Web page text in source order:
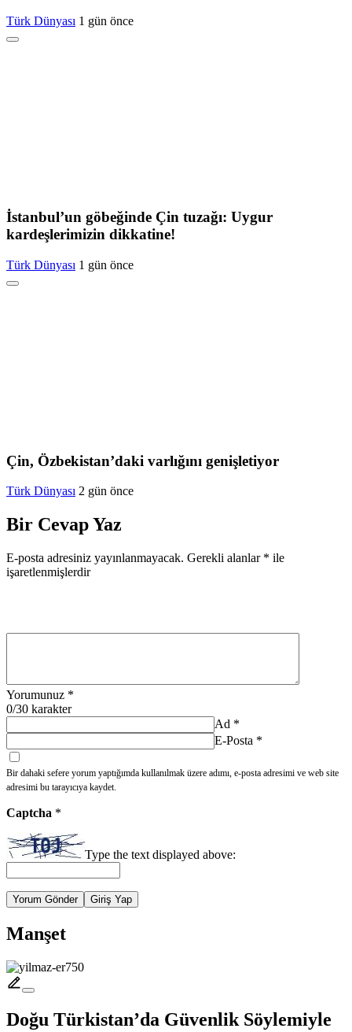
Türk Dünyası 1 gün önce
İstanbul’un göbeğinde Çin tuzağı: Uygur
kardeşlerimizin dikkatine!
Türk Dünyası 1 gün önce
Çin, Özbekistan’daki varlığını genişletiyor
Türk Dünyası 2 gün önce
Bir Cevap Yaz
E-posta adresiniz yayınlanmayacak. Gerekli alanlar * ile
işaretlenmişlerdir
Yorumunuz *
0/30 karakter
Ad *
E-Posta *
Bir dahaki sefere yorum yaptığımda kullanılmak üzere adımı, e-posta adresimi ve web site
adresimi bu tarayıcıya kaydet.
Captcha *
Type the text displayed above:
Yorum Gönder Giriş Yap
Manşet
Doğu Türkistan’da Güvenlik Söylemiyle